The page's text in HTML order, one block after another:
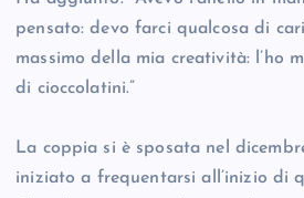
pensato: devo farci qualcosa di
massimo della mia creatività: l’ho
di cioccolatini.”
La coppia si è sposata nel
iniziato a frequentarsi all’inizio di